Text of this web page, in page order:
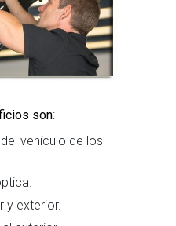
son:
vehículo de los
y exterior.